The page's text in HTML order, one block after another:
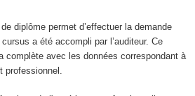
diplôme permet d’effectuer la demande
a été accompli par l’auditeur. Ce
complète avec les données correspondant à
professionnel.